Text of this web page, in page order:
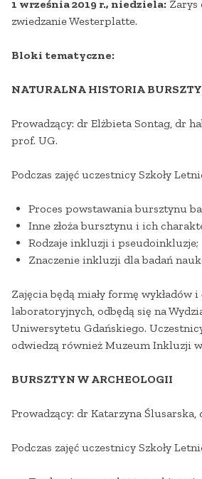
1 września 2019 r., niedziela: Zarys
zwiedzanie Westerplatte.
Bloki tematyczne:
NATURALNA HISTORIA
Prowadzący: dr Elżbieta Sontag, dr
prof. UG.
Podczas zajęć uczestnicy Szkoły
Proces powstawania bursztynu
Inne złoża bursztynu i ich
Rodzaje inkluzji i pseudoinkluzje;
Znaczenie inkluzji dla badań
Zajęcia będą miały formę wykładów i
laboratoryjnych, odbędą się na
Uniwersytetu Gdańskiego.
odwiedzą również Muzeum Inkluzji
BURSZTYN W ARCHEOLOGII
Prowadzący: dr Katarzyna Ślusarska,
Podczas zajęć uczestnicy Szkoły